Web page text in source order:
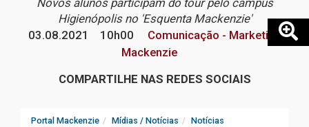
Novos alunos participam do tour pelo campus
Higienópolis no 'Esquenta Mackenzie'
03.08.2021
10h00
Comunicação - Marketing
Mackenzie
COMPARTILHE NAS REDES SOCIAIS
Portal Mackenzie Mídias / Notícias
Notícias